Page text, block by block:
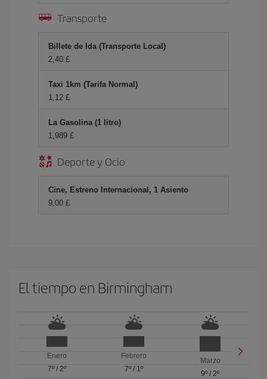
Transporte
Billete de Ida (Transporte Local)
2,40 £
Taxi 1km (Tarifa Normal)
1,12 £
La Gasolina (1 litro)
1,989 £
Deporte y Ocio
Cine, Estreno Internacional, 1 Asiento
9,00 £
El tiempo en Birmingham
Enero
7º/ 2º
Febrero
7º/ 1º
Marzo
9º /2º